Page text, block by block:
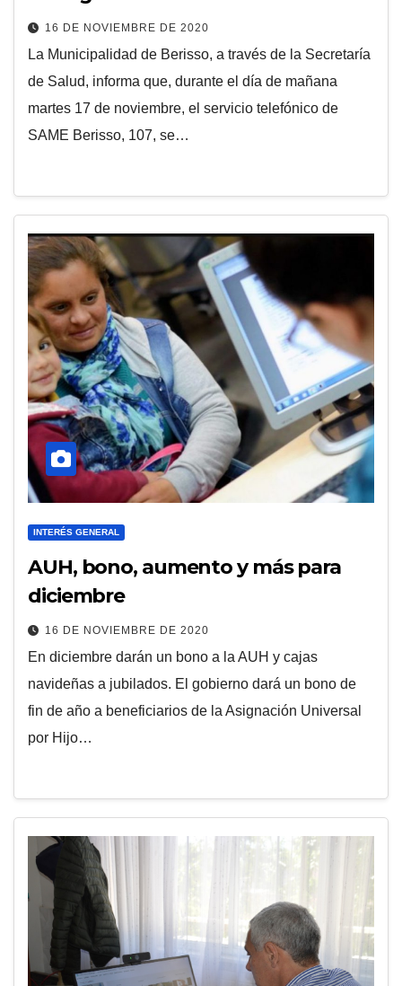
16 DE NOVIEMBRE DE 2020
La Municipalidad de Berisso, a través de la Secretaría
de Salud, informa que, durante el día de mañana
martes 17 de noviembre, el servicio telefónico de
SAME Berisso, 107, se…
INTERÉS GENERAL
AUH, bono, aumento y más para
diciembre
16 DE NOVIEMBRE DE 2020
En diciembre darán un bono a la AUH y cajas
navideñas a jubilados. El gobierno dará un bono de
fin de año a beneficiarios de la Asignación Universal
por Hijo…